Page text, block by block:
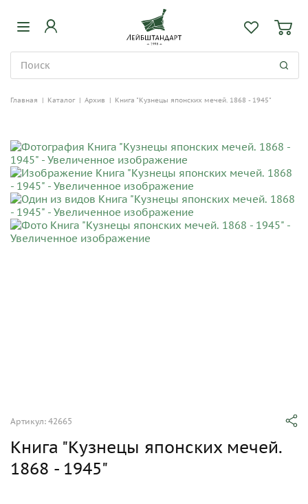
Главная | Каталог | Архив | Книга "Кузнецы японских мечей. 1868 - 1945"
Артикул: 42665
Книга "Кузнецы японских мечей.
1868 - 1945"